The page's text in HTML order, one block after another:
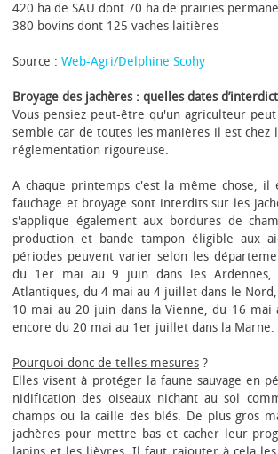
420 ha de SAU dont 70 ha de prairies
380 bovins dont 125 vaches laitières
Source : Web-Agri/Delphine Scohy
Broyage des jachères : quelles dates
Vous pensiez peut-être qu'un agriculteur
semble car de toutes les manières il est chez
réglementation rigoureuse.
A chaque printemps c'est la même chose,
fauchage et broyage sont interdits sur les
s'applique également aux bordures de
production et bande tampon éligible aux
périodes peuvent varier selon les
du 1er mai au 9 juin dans les Ardennes,
Atlantiques, du 4 mai au 4 juillet dans le
10 mai au 20 juin dans la Vienne, du 16
encore du 20 mai au 1er juillet dans la Marne.
Pourquoi donc de telles mesures ?
Elles visent à protéger la faune sauvage en
nidification des oiseaux nichant au sol
champs ou la caille des blés. De plus gros
jachères pour mettre bas et cacher leur